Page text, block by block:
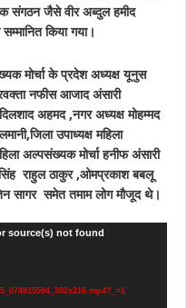
संगठन जैसे वीर अब्दुल हमीद
किया गया।
मोर्चा के प्रदेश अध्यक्ष यूनुस
नफीस आजाद अंसारी
अहमद ,नगर अध्यक्ष मोहम्मद
उपाध्यक्ष महिला
अल्पसंख्यक मोर्चा हनीफ अंसारी
राहुल ठाकुर ,ओमप्रकाश बबलू
सागर समेत तमाम लोग मौजूद थे।
source(s) not found